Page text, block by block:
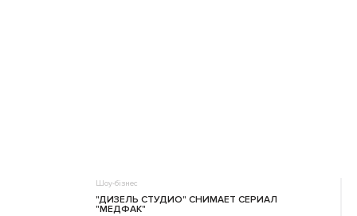
Шоу-бізнес
"ДИЗЕЛЬ СТУДИО" СНИМАЕТ СЕРИАЛ
"МЕДФАК"